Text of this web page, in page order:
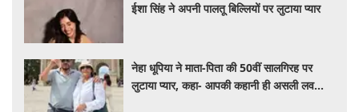
ईशा सिंह ने अपनी पालतू बिल्लियों पर लुटाया प्यार
नेहा धूपिया ने माता-पिता की 50वीं सालगिरह पर
लुटाया प्यार, कहा- आपकी कहानी ही असली लव